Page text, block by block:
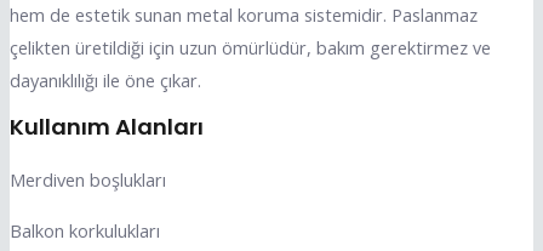
hem de estetik sunan metal koruma sistemidir. Paslanmaz
çelikten üretildiği için uzun ömürlüdür, bakım gerektirmez ve
dayanıklılığı ile öne çıkar.
Kullanım Alanları
Merdiven boşlukları
Balkon korkulukları